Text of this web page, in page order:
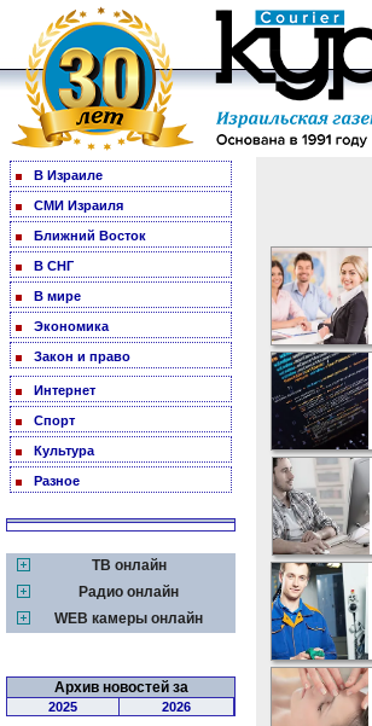
В Израиле
СМИ Израиля
Ближний Восток
В СНГ
В мире
Экономика
Закон и право
Интернет
Спорт
Культура
Разное
ТВ онлайн
Радио онлайн
WEB камеры онлайн
Архив новостей за
2025 2026